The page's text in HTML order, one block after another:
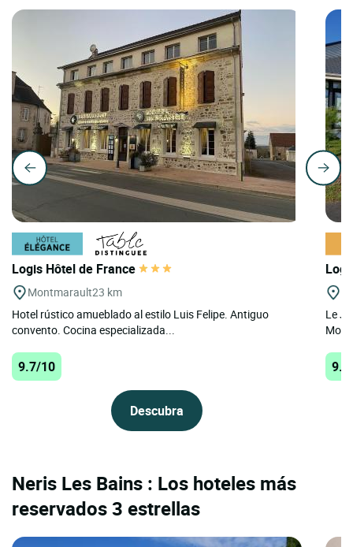
Logis Hôtel de France
Montmarault23 km
Hotel rústico amueblado al estilo Luis Felipe. Antiguo
convento. Cocina especializada...
9.7/10
Descubra
Le
Neris Les Bains : Los hoteles más
reservados 3 estrellas